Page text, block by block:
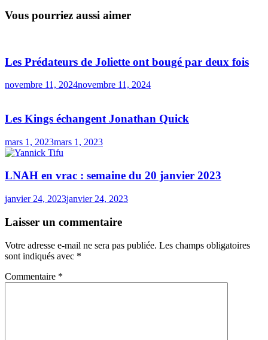
Vous pourriez aussi aimer
Les Prédateurs de Joliette ont bougé par deux fois
novembre 11, 2024novembre 11, 2024
Les Kings échangent Jonathan Quick
mars 1, 2023mars 1, 2023
LNAH en vrac : semaine du 20 janvier 2023
janvier 24, 2023janvier 24, 2023
Laisser un commentaire
Votre adresse e-mail ne sera pas publiée. Les champs obligatoires
sont indiqués avec *
Commentaire *